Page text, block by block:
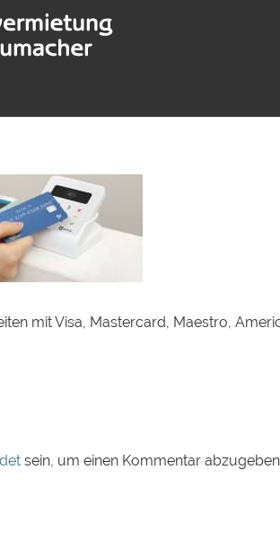
mit Visa, Mastercard, Maestro,
sein, um einen Kommentar